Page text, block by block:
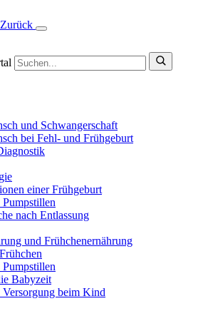
und Schwangerschaft
bei Fehl- und Frühgeburt
einer Frühgeburt
nach Entlassung
und Frühchenernährung
Babyzeit
Versorgung beim Kind